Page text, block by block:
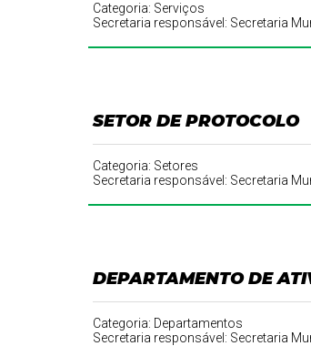
Categoria: Serviços
Secretaria responsável: Secretaria
SETOR DE PROTOCOLO
Categoria: Setores
Secretaria responsável: Secretaria
DEPARTAMENTO DE
Categoria: Departamentos
Secretaria responsável: Secretaria